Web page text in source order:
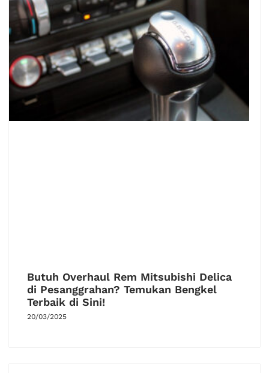
Butuh Overhaul Rem Mitsubishi Delica
di Pesanggrahan? Temukan Bengkel
Terbaik di Sini!
20/03/2025